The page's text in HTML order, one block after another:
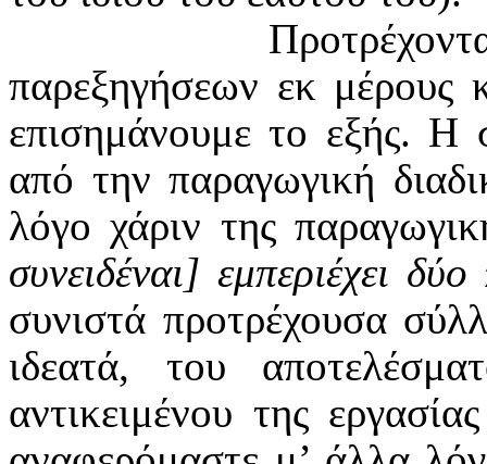
παρεξηγήσεων εκ μέρους
επισημάνουμε το εξής. Η
από την παραγωγική
λόγο χάριν της
συνειδέναι] εμπεριέχει δύο
συνιστά προτρέχουσα
ιδεατά, του
αντικειμένου της